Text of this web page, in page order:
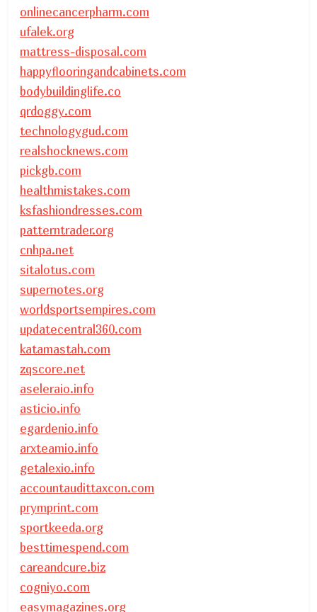
onlinecancerpharm.com
ufalek.org
mattress-disposal.com
happyflooringandcabinets.com
bodybuildinglife.co
qrdoggy.com
technologygud.com
realshocknews.com
pickgb.com
healthmistakes.com
ksfashiondresses.com
patterntrader.org
cnhpa.net
sitalotus.com
supernotes.org
worldsportsempires.com
updatecentral360.com
katamastah.com
zqscore.net
aseleraio.info
asticio.info
egardenio.info
arxteamio.info
getalexio.info
accountaudittaxcon.com
prymprint.com
sportkeeda.org
besttimespend.com
careandcure.biz
cogniyo.com
easymagazines.org